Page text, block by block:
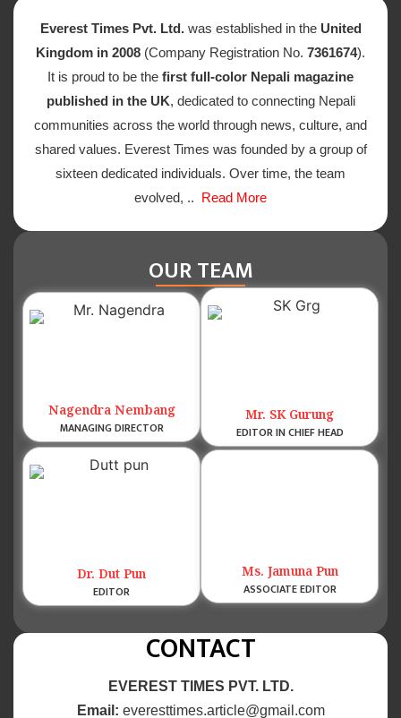
Everest Times Pvt. Ltd. was established in the United
Kingdom in 2008 (Company Registration No. 7361674).
It is proud to be the first full-color Nepali magazine
published in the UK, dedicated to connecting Nepali
communities across the world through news, culture, and
shared values. Everest Times was founded by a group of
sixteen dedicated individuals. Over time, the team
evolved, .. Read More
OUR TEAM
Nagendra Nembang
MANAGING DIRECTOR
Mr. SK Gurung
EDITOR IN CHIEF HEAD
Dr. Dut Pun
EDITOR
Ms. Jamuna Pun
ASSOCIATE EDITOR
CONTACT
EVEREST TIMES PVT. LTD.
Email: everesttimes.article@gmail.com